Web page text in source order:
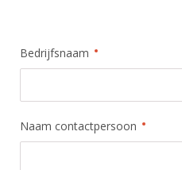
Bedrijfsnaam
Naam contactpersoon